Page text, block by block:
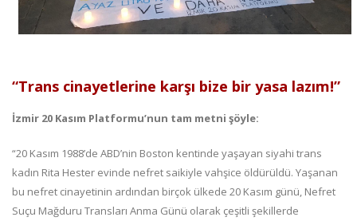
“Trans cinayetlerine karşı bize bir yasa lazım!”
İzmir 20 Kasım Platformu’nun tam metni şöyle:
“20 Kasım 1988’de ABD’nin Boston kentinde yaşayan siyahi trans
kadın Rita Hester evinde nefret saikiyle vahşice öldürüldü. Yaşanan
bu nefret cinayetinin ardından birçok ülkede 20 Kasım günü, Nefret
Suçu Mağduru Transları Anma Günü olarak çeşitli şekillerde